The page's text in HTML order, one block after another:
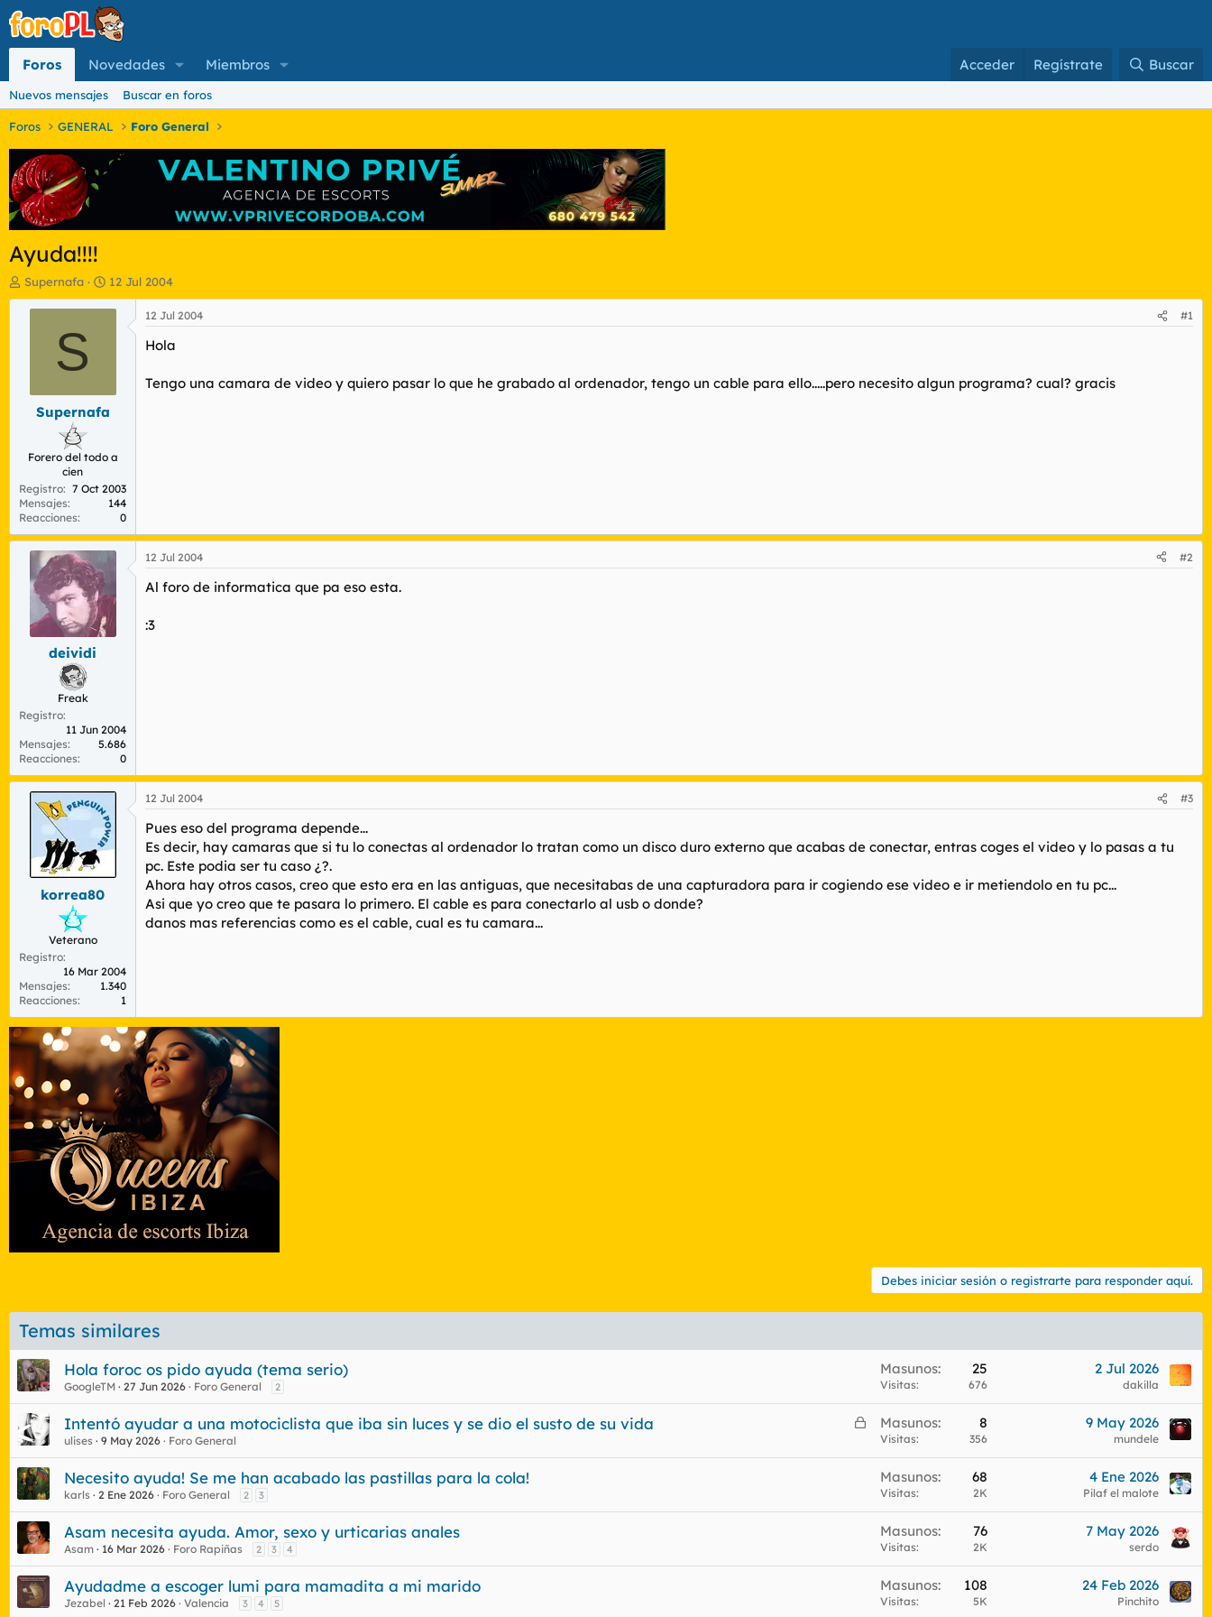
Foros Novedades Miembros Acceder Regístrate Buscar
Nuevos mensajes Buscar en foros
Foros GENERAL Foro General
Ayuda!!!!
I
n
o
e
m
a
Supernafa
F
e
c
i
n
i
12 Jul 2004
S
Supernafa
Forero del todo a
cien
Registro
7 Oct 2003
Mensajes
144
Reacciones
0
12 Jul 2004 #1
Hola
Tengo una camara de video y quiero pasar lo que he grabado al ordenador, tengo un cable para ello.....pero necesito algun programa? cual? gracis
deividi
Freak
Registro
11 Jun 2004
Mensajes
5.686
Reacciones
0
12 Jul 2004 #2
Al foro de informatica que pa eso esta.
:3
korrea80
Veterano
Registro
16 Mar 2004
Mensajes
1.340
Reacciones
1
12 Jul 2004 #3
Pues eso del programa depende...
Es decir, hay camaras que si tu lo conectas al ordenador lo tratan como un disco duro externo que acabas de conectar, entras coges el video y lo pasas a tu
pc. Este podia ser tu caso ¿?.
Ahora hay otros casos, creo que esto era en las antiguas, que necesitabas de una capturadora para ir cogiendo ese video e ir metiendolo en tu pc...
Asi que yo creo que te pasara lo primero. El cable es para conectarlo al usb o donde?
danos mas referencias como es el cable, cual es tu camara...
Debes iniciar sesión o registrarte para responder aquí.
Temas similares
Hola foroc os pido ayuda (tema serio)
GoogleTM 27 Jun 2026 Foro General 2
Masunos 25
Visitas 676
2 Jul 2026
dakilla
C
r
d
Intentó ayudar a una motociclista que iba sin luces y se dio el susto de su vida
ulises 9 May 2026 Foro General
Masunos 8
Visitas 356
9 May 2026
mundele
Necesito ayuda! Se me han acabado las pastillas para la cola!
karls 2 Ene 2026 Foro General 2 3
Masunos 68
Visitas 2K
4 Ene 2026
Pilaf el malote
Asam necesita ayuda. Amor, sexo y urticarias anales
Asam 16 Mar 2026 Foro Rapiñas 2 3 4
Masunos 76
Visitas 2K
7 May 2026
serdo
Ayudadme a escoger lumi para mamadita a mi marido
Jezabel 21 Feb 2026 Valencia 3 4 5
Masunos 108
Visitas 5K
24 Feb 2026
Pinchito